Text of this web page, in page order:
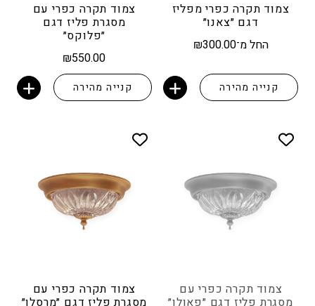
צמוד תקרה כפרי מפליז
דגם ״צאנו״
החל מ־
₪300.00
קנייה מהירה
צמוד תקרה כפרי עם
מסגרת פליז דגם
״פלוקס״
₪550.00
קנייה מהירה
צמוד תקרה כפרי עם צמוד תקרה כפרי עם